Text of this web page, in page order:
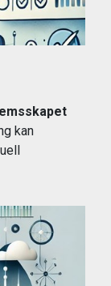
kan